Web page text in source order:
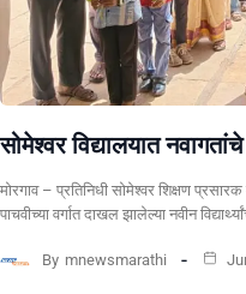
सोमेश्वर विद्यालयात
मोरगाव – प्रतिनिधी सोमेश्वर शिक्षण
पाचवीच्या वर्गात दाखल झालेल्या नवीन
By mnewsmarathi